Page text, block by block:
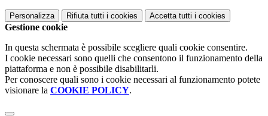
Personalizza Rifiuta tutti i cookies Accetta tutti i cookies
Gestione cookie
In questa schermata è possibile scegliere quali cookie consentire.
I cookie necessari sono quelli che consentono il funzionamento della
piattaforma e non è possibile disabilitarli.
Per conoscere quali sono i cookie necessari al funzionamento potete
visionare la COOKIE POLICY.